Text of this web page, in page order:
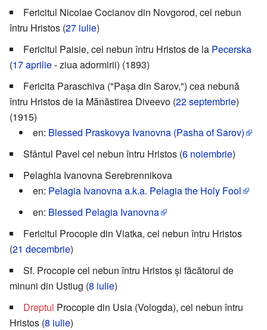
Fericitul Nicolae Cocianov din Novgorod, cel nebun
întru Hristos (27 iulie)
Fericitul Paisie, cel nebun întru Hristos de la Pecerska
(17 aprilie- ziua adormirii) (1893)
Fericita Paraschiva ("Pașa din Sarov,") cea nebună
întru Hristos de la Mănăstirea Diveevo (22 septembrie)
(1915)
en: Blessed Praskovya Ivanovna (Pasha of Sarov)
Sfântul Pavel cel nebun întru Hristos (6 noiembrie)
Pelaghia Ivanovna Serebrennikova
en: Pelagia Ivanovna a.k.a. Pelagia the Holy Fool
en: Blessed Pelagia Ivanovna
Fericitul Procopie din Viatka, cel nebun întru Hristos
(21 decembrie)
Sf. Procopie cel nebun întru Hristos și făcătorul de
minuni din Ustiug (8 iulie)
Dreptul Procopie din Usia (Vologda), cel nebun întru
Hristos (8 iulie)